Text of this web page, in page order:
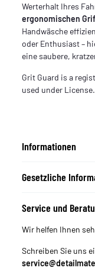
Werterhalt Ihres
ergonomischen
Handwäsche
oder Enthusiast –
eine saubere,
Grit Guard is a
used under License.
Informationen
Gesetzliche
Service und
Wir helfen Ihnen
Schreiben Sie uns